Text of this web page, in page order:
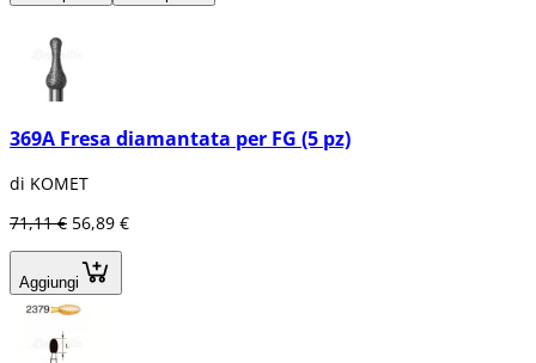
369A Fresa diamantata per FG (5 pz)
di KOMET
71,11 € 56,89 €
Aggiungi